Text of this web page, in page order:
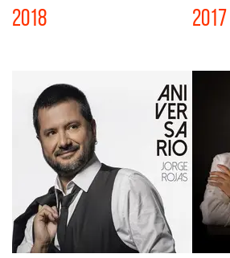
2018 2017